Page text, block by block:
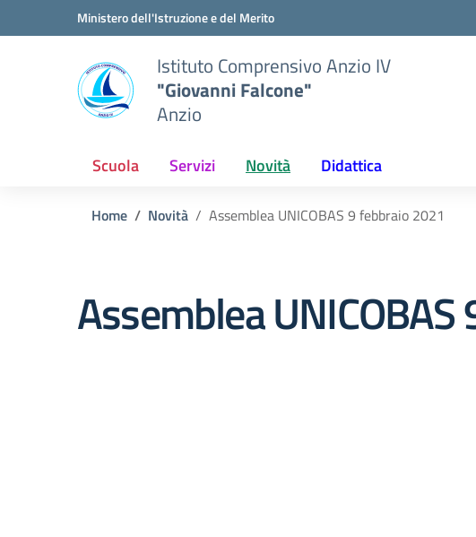
Vai ai contenuti
Vai al menu di navigazioneMinistero dell'Istruzione e del Merito
Istituto Comprensivo Anzio IV
"Giovanni Falcone"
Anzio
Scuola Servizi Novità Didattica
Home Novità Assemblea UNICOBAS 9 febbraio 2021
Assemblea